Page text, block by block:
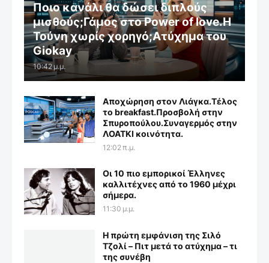
Ποιο κανάλι θα δώσει διπλούς
μισθούς;Γάμος στο Power of love.Η
Τούνη χωρίς χορηγό;Aτύχημα του
Giokay
10:42 μ.μ.
Αποχώρηση στον Λιάγκα.Τέλος
το breakfast.Προσβολή στην
Σπυροπούλου.Συναγερμός στην
ΛΟΑΤΚΙ κοινότητα.
12:02 π.μ.
Οι 10 πιο εμπορικοί Έλληνες
καλλιτέχνες από το 1960 μέχρι
σήμερα.
11:30 μ.μ.
Η πρώτη εμφάνιση της Σιλό
Τζολί – Πιτ μετά το ατύχημα – τι
της συνέβη